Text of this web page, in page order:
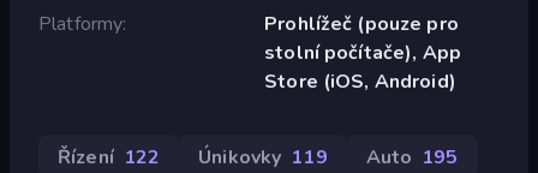
Platformy
Prohlížeč (pouze pro
stolní počítače), App
Store (iOS, Android)
Řízení 122 Únikovky 119 Auto 195